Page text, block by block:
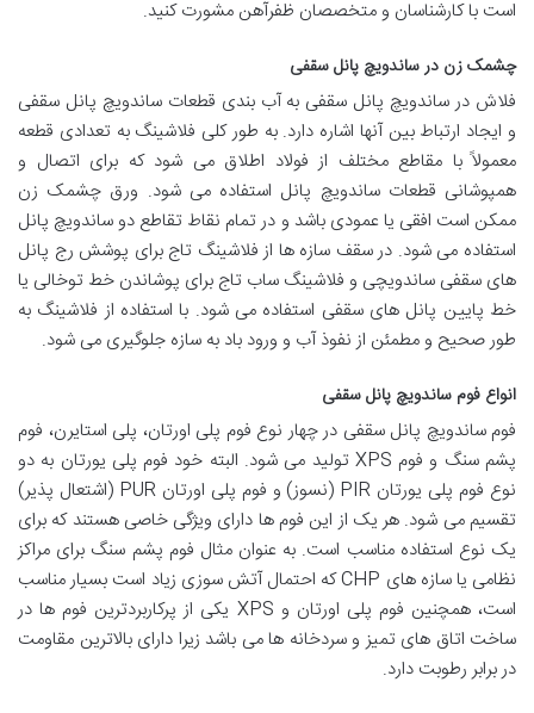
است با کارشناسان و متخصصان ظفرآهن مشورت کنید.
چشمک زن در ساندویچ پانل سقفی
فلاش در ساندویچ پانل سقفی به آب بندی قطعات ساندویچ پانل سقفی
و ایجاد ارتباط بین آنها اشاره دارد. به طور کلی فلاشینگ به تعدادی قطعه
معمولاً با مقاطع مختلف از فولاد اطلاق می شود که برای اتصال و
همپوشانی قطعات ساندویچ پانل استفاده می شود. ورق چشمک زن
ممکن است افقی یا عمودی باشد و در تمام نقاط تقاطع دو ساندویچ پانل
استفاده می شود. در سقف سازه ها از فلاشینگ تاج برای پوشش رج پانل
های سقفی ساندویچی و فلاشینگ ساب تاج برای پوشاندن خط توخالی یا
خط پایین پانل های سقفی استفاده می شود. با استفاده از فلاشینگ به
طور صحیح و مطمئن از نفوذ آب و ورود باد به سازه جلوگیری می شود.
انواع فوم ساندویچ پانل سقفی
فوم ساندویچ پانل سقفی در چهار نوع فوم پلی اورتان، پلی استایرن، فوم
پشم سنگ و فوم XPS تولید می شود. البته خود فوم پلی یورتان به دو
نوع فوم پلی یورتان PIR (نسوز) و فوم پلی اورتان PUR (اشتعال پذیر)
تقسیم می شود. هر یک از این فوم ها دارای ویژگی خاصی هستند که برای
یک نوع استفاده مناسب است. به عنوان مثال فوم پشم سنگ برای مراکز
نظامی یا سازه های CHP که احتمال آتش سوزی زیاد است بسیار مناسب
است، همچنین فوم پلی اورتان و XPS یکی از پرکاربردترین فوم ها در
ساخت اتاق های تمیز و سردخانه ها می باشد زیرا دارای بالاترین مقاومت
در برابر رطوبت دارد.